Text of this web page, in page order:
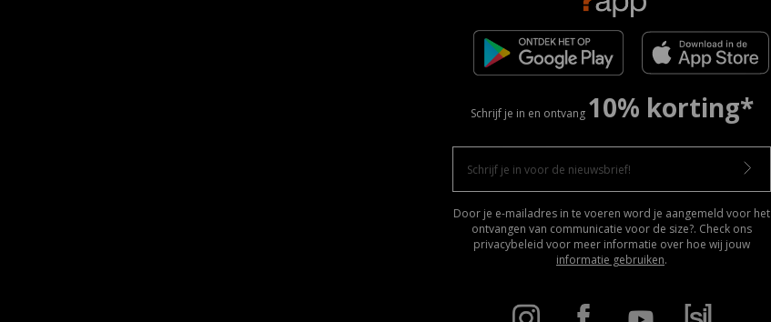
Schrijf je in en ontvang 10% korting*
Door je e-mailadres in te voeren word je aangemeld voor het
ontvangen van communicatie voor de size?. Check ons
privacybeleid voor meer informatie over hoe wij jouw
informatie gebruiken.